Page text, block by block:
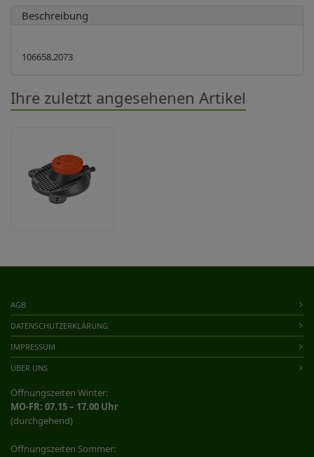
Beschreibung
Ihre zuletzt angesehenen Artikel
AGB
DATENSCHUTZERKLÄRUNG
IMPRESSUM
ÜBER UNS
Öffnungszeiten Winter:
MO-FR: 07.15 – 17.00 Uhr
(durchgehend)
Öffnungszeiten Sommer: